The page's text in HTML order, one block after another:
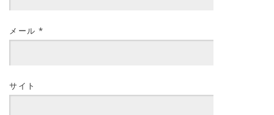
メール *
サイト